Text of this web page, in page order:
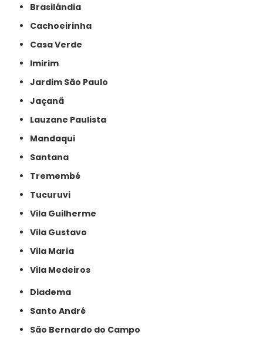
Brasilândia
Cachoeirinha
Casa Verde
Imirim
Jardim São Paulo
Jaçanã
Lauzane Paulista
Mandaqui
Santana
Tremembé
Tucuruvi
Vila Guilherme
Vila Gustavo
Vila Maria
Vila Medeiros
Diadema
Santo André
São Bernardo do Campo